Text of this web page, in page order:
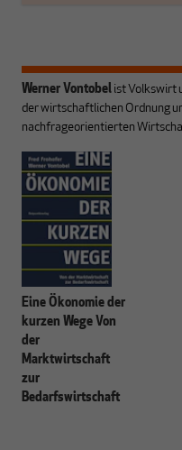
Werner Vontobel ist Volkswirt
der wirtschaftlichen Ordnung
nachfrageorientierten
Eine Ökonomie der
kurzen Wege Von
der
Marktwirtschaft
zur
Bedarfswirtschaft